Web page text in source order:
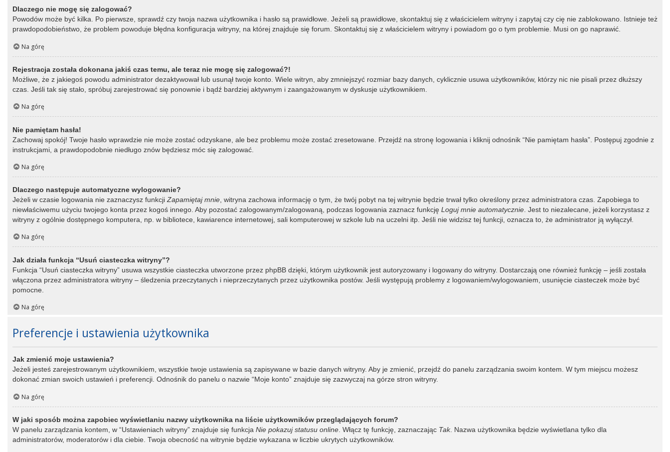
Dlaczego nie mogę się zalogować?
Powodów może być kilka. Po pierwsze, sprawdź czy twoja nazwa użytkownika i hasło są prawidłowe. Jeżeli są prawidłowe, skontaktuj się z właścicielem witryny i zapytaj czy cię nie zablokowano. Istnieje też
prawdopodobieństwo, że problem powoduje błędna konfiguracja witryny, na której znajduje się forum. Skontaktuj się z właścicielem witryny i powiadom go o tym problemie. Musi on go naprawić.
Na górę
Rejestracja została dokonana jakiś czas temu, ale teraz nie mogę się zalogować?!
Możliwe, że z jakiegoś powodu administrator dezaktywował lub usunął twoje konto. Wiele witryn, aby zmniejszyć rozmiar bazy danych, cyklicznie usuwa użytkowników, którzy nic nie pisali przez dłuższy
czas. Jeśli tak się stało, spróbuj zarejestrować się ponownie i bądź bardziej aktywnym i zaangażowanym w dyskusje użytkownikiem.
Na górę
Nie pamiętam hasła!
Zachowaj spokój! Twoje hasło wprawdzie nie może zostać odzyskane, ale bez problemu może zostać zresetowane. Przejdź na stronę logowania i kliknij odnośnik “Nie pamiętam hasła”. Postępuj zgodnie z
instrukcjami, a prawdopodobnie niedługo znów będziesz móc się zalogować.
Na górę
Dlaczego następuje automatyczne wylogowanie?
Jeżeli w czasie logowania nie zaznaczysz funkcjiZapamiętaj mnie, witryna zachowa informację o tym, że twój pobyt na tej witrynie będzie trwał tylko określony przez administratora czas. Zapobiega to
niewłaściwemu użyciu twojego konta przez kogoś innego. Aby pozostać zalogowanym/zalogowaną, podczas logowania zaznacz funkcję Loguj mnie automatycznie. Jest to niezalecane, jeżeli korzystasz z
witryny z ogólnie dostępnego komputera, np. w bibliotece, kawiarence internetowej, sali komputerowej w szkole lub na uczelni itp. Jeśli nie widzisz tej funkcji, oznacza to, że administrator ją wyłączył.
Na górę
Jak działa funkcja “Usuń ciasteczka witryny”?
Funkcja “Usuń ciasteczka witryny” usuwa wszystkie ciasteczka utworzone przez phpBB dzięki, którym użytkownik jest autoryzowany i logowany do witryny. Dostarczają one również funkcję – jeśli została
włączona przez administratora witryny – śledzenia przeczytanych i nieprzeczytanych przez użytkownika postów. Jeśli występują problemy z logowaniem/wylogowaniem, usunięcie ciasteczek może być
pomocne.
Na górę
Preferencje i ustawienia użytkownika
Jak zmienić moje ustawienia?
Jeżeli jesteś zarejestrowanym użytkownikiem, wszystkie twoje ustawienia są zapisywane w bazie danych witryny. Aby je zmienić, przejdź do panelu zarządzania swoim kontem. W tym miejscu możesz
dokonać zmian swoich ustawień i preferencji. Odnośnik do panelu o nazwie “Moje konto” znajduje się zazwyczaj na górze stron witryny.
Na górę
W jaki sposób można zapobiec wyświetlaniu nazwy użytkownika na liście użytkowników przeglądających forum?
W panelu zarządzania kontem, w “Ustawieniach witryny” znajduje się funkcja Nie pokazuj statusu online . Włącz tę funkcję, zaznaczając Tak. Nazwa użytkownika będzie wyświetlana tylko dla
administratorów, moderatorów i dla ciebie. Twoja obecność na witrynie będzie wykazana w liczbie ukrytych użytkowników.